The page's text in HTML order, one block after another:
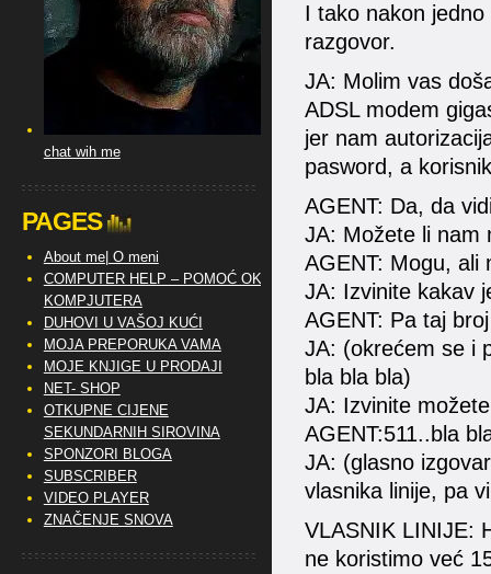
I tako nakon
razgovor.
JA: Molim vas
ADSL modem
jer nam
pasword, a
AGENT: Da, da
JA: Možete li nam
AGENT: Mogu, ali
JA: Izvinite kakav
AGENT: Pa taj
JA: (okrećem se i
bla bla bla)
JA: Izvinite
AGENT:511..bla
JA: (glasno
vlasnika linije, pa
VLASNIK LINIJE:
ne koristimo već
chat wih me
PAGES
About me| O meni
COMPUTER HELP – POMOĆ OKO
KOMPJUTERA
DUHOVI U VAŠOJ KUĆI
MOJA PREPORUKA VAMA
MOJE KNJIGE U PRODAJI
NET- SHOP
OTKUPNE CIJENE
SEKUNDARNIH SIROVINA
SPONZORI BLOGA
SUBSCRIBER
VIDEO PLAYER
ZNAČENJE SNOVA